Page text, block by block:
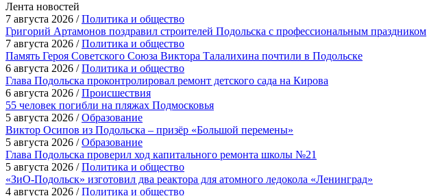
Лента новостей
7 августа 2026 /Политика и общество
Григорий Артамонов поздравил строителей Подольска с профессиональным праздником
7 августа 2026 /Политика и общество
Память Героя Советского Союза Виктора Талалихина почтили в Подольске
6 августа 2026 /Политика и общество
Глава Подольска проконтролировал ремонт детского сада на Кирова
6 августа 2026 /Происшествия
55 человек погибли на пляжах Подмосковья
5 августа 2026 /Образование
Виктор Осипов из Подольска – призёр «Большой перемены»
5 августа 2026 /Образование
Глава Подольска проверил ход капитального ремонта школы №21
5 августа 2026 /Политика и общество
«ЗиО-Подольск» изготовил два реактора для атомного ледокола «Ленинград»
4 августа 2026 /Политика и общество